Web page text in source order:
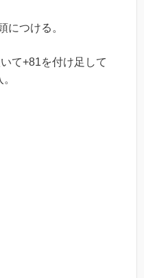
につける。
て+81を付け足して